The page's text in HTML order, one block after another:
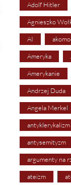
Adolf Hitler
Agnieszko
AI
Ameryka
Amerykanie
Andrzej Duda
Angela Merkel
antyklerykalizm
antysemityzm
argumenty na
ateizm